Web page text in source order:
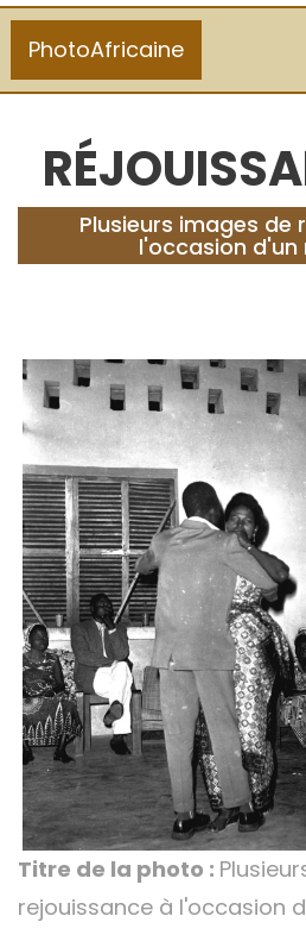
PhotoAfricaine
Plusieurs images de
l'occasion d'un
Titre de la photo :
rejouissance à l'occasion